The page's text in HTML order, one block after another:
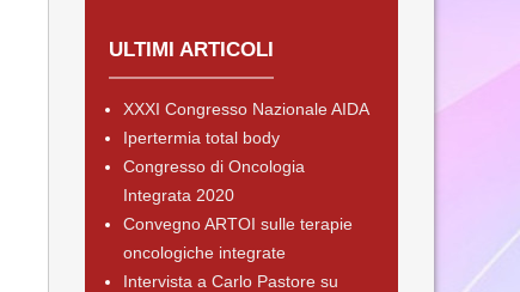
ULTIMI ARTICOLI
XXXI Congresso Nazionale AIDA
Ipertermia total body
Congresso di Oncologia
Integrata 2020
Convegno ARTOI sulle terapie
oncologiche integrate
Intervista a Carlo Pastore su